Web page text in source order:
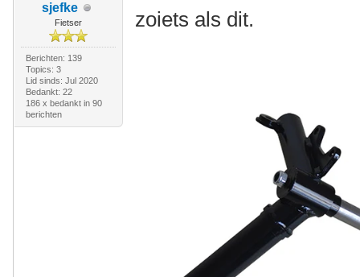
sjefke
Fietser
Berichten: 139
Topics: 3
Lid sinds: Jul 2020
Bedankt: 22
186 x bedankt in 90
berichten
zoiets als dit.